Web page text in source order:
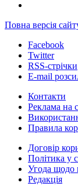
Повна версія
Facebook
Twitter
RSS-стрічки
E-mail
Контакти
Реклама на
Правила
Договір
Політика у
Угода щодо
Редакція